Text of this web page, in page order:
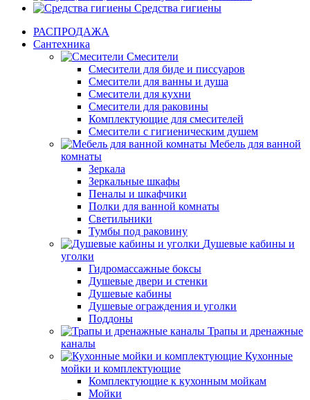
Средства гигиены
РАСПРОДАЖА
Сантехника
Смесители
Смесители для биде и писсуаров
Смесители для ванны и душа
Смесители для кухни
Смесители для раковины
Комплектующие для смесителей
Смесители с гигиеническим душем
Мебель для ванной
комнаты
Зеркала
Зеркальные шкафы
Пеналы и шкафчики
Полки для ванной комнаты
Светильники
Тумбы под раковину
Душевые кабины и
уголки
Гидромассажные боксы
Душевые двери и стенки
Душевые кабины
Душевые ограждения и уголки
Поддоны
Трапы и дренажные
каналы
Кухонные
мойки и комплектующие
Комплектующие к кухонным мойкам
Мойки